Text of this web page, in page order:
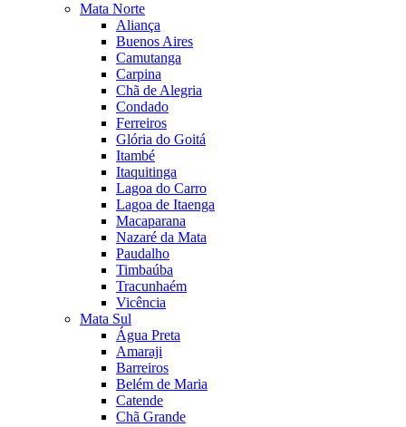
Mata Norte
Aliança
Buenos Aires
Camutanga
Carpina
Chã de Alegria
Condado
Ferreiros
Glória do Goitá
Itambé
Itaquitinga
Lagoa do Carro
Lagoa de Itaenga
Macaparana
Nazaré da Mata
Paudalho
Timbaúba
Tracunhaém
Vicência
Mata Sul
Água Preta
Amaraji
Barreiros
Belém de Maria
Catende
Chã Grande